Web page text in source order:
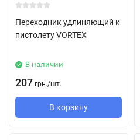
Переходник удлиняющий к
пистолету VORTEX
В наличии
207 грн./шт.
В корзину